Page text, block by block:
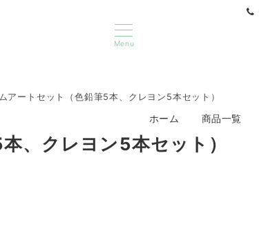
Menu
ホーム 商品一覧
アートセット（色鉛筆5本、クレヨン5本セット）
、クレヨン5本セット）